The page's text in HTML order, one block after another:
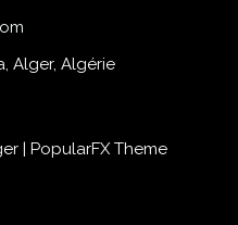
Alger, Algérie
| PopularFX Theme